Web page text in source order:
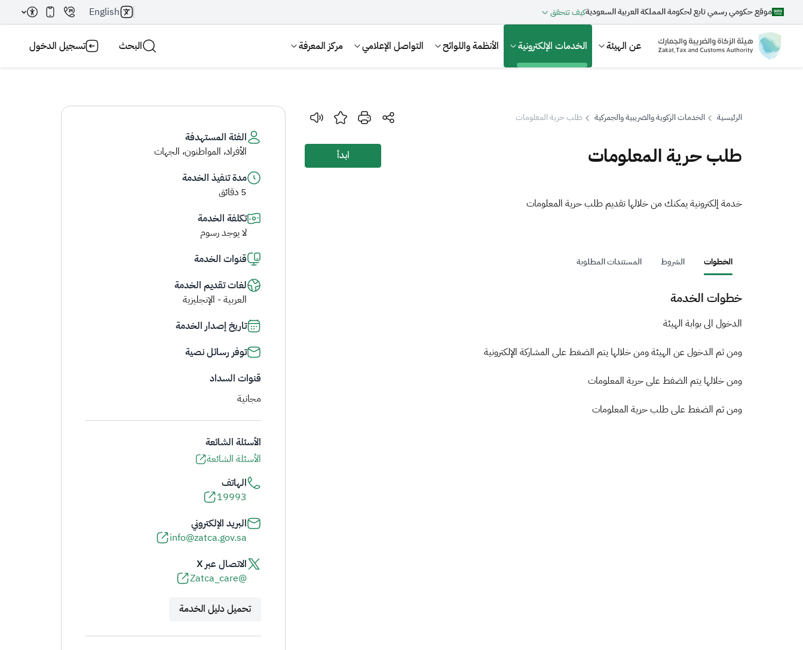
موقع حكومي رسمي تابع لحكومة المملكة العربية السعوديةكيف تتحقق English
عن الهيئة الخدمات الإلكترونية الأنظمة واللوائح التواصل الإعلامي مركز المعرفة البحث تسجيل الدخول
بحث
اقتراحات
الرئيسية الخدمات الزكوية والضريبية والجمركية طلب حرية المعلومات
طلب حرية المعلومات ابدأ
خدمة إلكترونية يمكنك من خلالها تقديم طلب حرية المعلومات
الخطوات الشروط المستندات المطلوبة
خطوات الخدمة
​​​​​الد​خول الى بوابة الهيئة
ومن ثم الدخول عن الهيئة ومن خلالها يتم الضغط على المشاركة الإلكترونية
ومن خلالها يتم الضفط على حرية المعلومات
ومن ثم الضغط على طلب حرية المعلومات
الفئة المستهدفة
الأفراد، المواطنون، الجهات
مدة تنفيذ الخدمة
5 دقائق
تكلفة الخدمة
لا يوجد رسوم
قنوات الخدمة
لغات تقديم الخدمة
العربية - الإنجليزية
تاريخ إصدار الخدمة
توفر رسائل نصية
قنوات السداد
مجانية
الأسئلة الشائعة
الأسئلة الشائعة
الهاتف
19993
البريد الإلكتروني
info@zatca.gov.sa
الاتصال عبر X
@Zatca_care
تحميل دليل الخدمة